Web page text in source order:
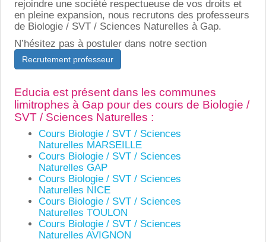
rejoindre une société respectueuse de vos droits et
en pleine expansion, nous recrutons des professeurs
de Biologie / SVT / Sciences Naturelles à Gap.
N’hésitez pas à postuler dans notre section
Recrutement professeur
Educia est présent dans les communes
limitrophes à Gap pour des cours de Biologie /
SVT / Sciences Naturelles :
Cours Biologie / SVT / Sciences
Naturelles MARSEILLE
Cours Biologie / SVT / Sciences
Naturelles GAP
Cours Biologie / SVT / Sciences
Naturelles NICE
Cours Biologie / SVT / Sciences
Naturelles TOULON
Cours Biologie / SVT / Sciences
Naturelles AVIGNON